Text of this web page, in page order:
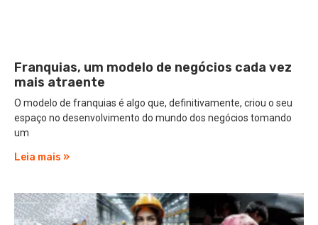
Franquias, um modelo de negócios cada vez
mais atraente
O modelo de franquias é algo que, definitivamente, criou o seu
espaço no desenvolvimento do mundo dos negócios tomando
um
Leia mais »